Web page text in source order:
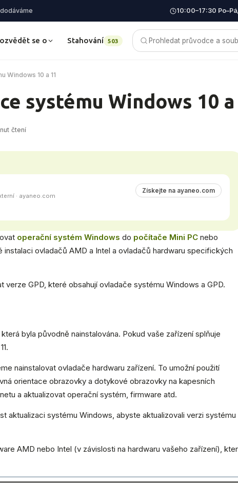
10:00–17:30 Po–Pá
se o Stahování 503 Blog
Windows 10 a 11
systému Windows 10
čtení
· ayaneo.com
Získejte na ayaneo.com
operační systém Windows do počítače Mini PC nebo
instalaci ovladačů AMD a Intel a ovladačů hardwaru specifických
verze GPD, které obsahují ovladače systému Windows a GPD.
byla původně nainstalována. Pokud vaše zařízení splňuje
nainstalovat ovladače hardwaru zařízení. To umožní použití
orientace obrazovky a dotykové obrazovky na kapesních
a aktualizovat operační systém, firmware atd.
aktualizaci systému Windows, abyste aktualizovali verzi systému
AMD nebo Intel (v závislosti na hardwaru vašeho zařízení),